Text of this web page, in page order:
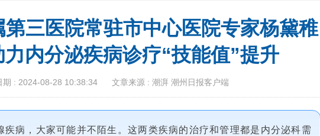
三医院常驻市中心医院专家杨黛稚
内分泌疾病诊疗“技能值”提升
期 : 2024-08-28 10:38:34 文章来源 : 潮湃 潮州日报客户端
疾病，大家可能并不陌生。这两类疾病的治疗和管理都是内分泌科需